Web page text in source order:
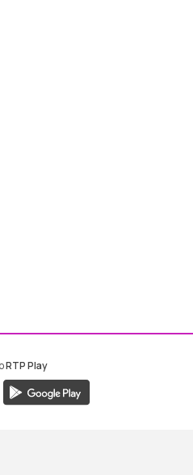
RTP Play